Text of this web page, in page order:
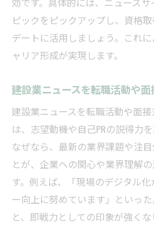
ピックをピックアップし、資格
デートに活用しましょう。これ
ャリア形成が実現します。
建設業ニュースを転職活動や
建設業ニュースを転職活動や面
は、志望動機や自己PRの説得力
なぜなら、最新の業界課題や注
とが、企業への関心や業界理解
す。例えば、「現場のデジタル
ー向上に努めています」といっ
と、即戦力としての印象が強く